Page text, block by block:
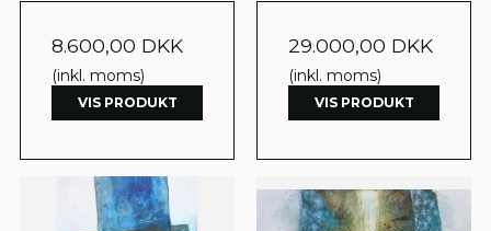
8.600,00 DKK
(inkl. moms)
VIS PRODUKT
29.000,00 DKK
(inkl. moms)
VIS PRODUKT